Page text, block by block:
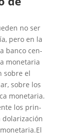
no ser
pe­ro en la
ban­co cen­
mo­ne­ta­ria
so­bre el
so­bre los
mo­ne­ta­ria.
los prin­
do­la­ri­za­ción